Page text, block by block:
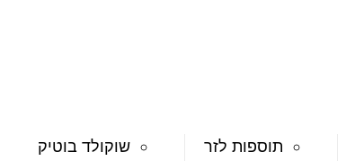
תוספות לזר
שוקולד בוטיק